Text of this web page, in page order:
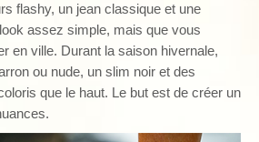
flashy, un jean classique et une
assez simple, mais que vous
en ville. Durant la saison hivernale,
ou nude, un slim noir et des
que le haut. Le but est de créer un